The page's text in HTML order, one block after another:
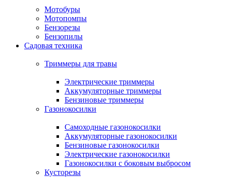
Мотобуры
Мотопомпы
Бензорезы
Бензопилы
Садовая техника
Триммеры для травы
Электрические триммеры
Аккумуляторные триммеры
Бензиновые триммеры
Газонокосилки
Самоходные газонокосилки
Аккумуляторные газонокосилки
Бензиновые газонокосилки
Электрические газонокосилки
Газонокосилки с боковым выбросом
Кусторезы